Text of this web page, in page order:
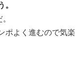
ポよく進むので気楽